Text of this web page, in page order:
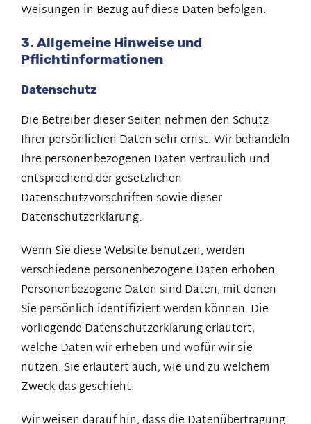
Weisungen in Bezug auf diese Daten befolgen.
3. Allgemeine Hinweise und
Pflichtinformationen
Datenschutz
Die Betreiber dieser Seiten nehmen den Schutz
Ihrer persönlichen Daten sehr ernst. Wir behandeln
Ihre personenbezogenen Daten vertraulich und
entsprechend der gesetzlichen
Datenschutzvorschriften sowie dieser
Datenschutzerklärung.
Wenn Sie diese Website benutzen, werden
verschiedene personenbezogene Daten erhoben.
Personenbezogene Daten sind Daten, mit denen
Sie persönlich identifiziert werden können. Die
vorliegende Datenschutzerklärung erläutert,
welche Daten wir erheben und wofür wir sie
nutzen. Sie erläutert auch, wie und zu welchem
Zweck das geschieht.